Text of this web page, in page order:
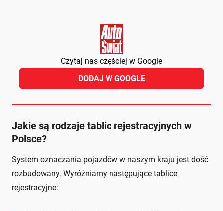
Czytaj nas częściej w Google
DODAJ W GOOGLE
Jakie są rodzaje tablic rejestracyjnych w
Polsce?
System oznaczania pojazdów w naszym kraju jest dość
rozbudowany. Wyróżniamy następujące tablice
rejestracyjne: